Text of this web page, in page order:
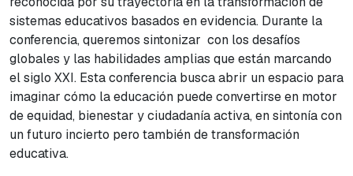
sistemas educativos basados en evidencia. Durante la
conferencia, queremos sintonizar con los desafíos
globales y las habilidades amplias que están marcando
el siglo XXI. Esta conferencia busca abrir un espacio para
imaginar cómo la educación puede convertirse en motor
de equidad, bienestar y ciudadanía activa, en sintonía con
un futuro incierto pero también de transformación
educativa.